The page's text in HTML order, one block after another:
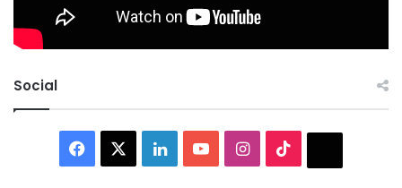
Social
Facebook LinkedInYouTubeInstagram